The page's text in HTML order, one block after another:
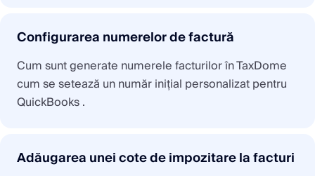
Configurarea numerelor de factură
Cum sunt generate numerele facturilor în TaxDome
cum se setează un număr inițial personalizat pentru
QuickBooks .
Adăugarea unei cote de impozitare la facturi